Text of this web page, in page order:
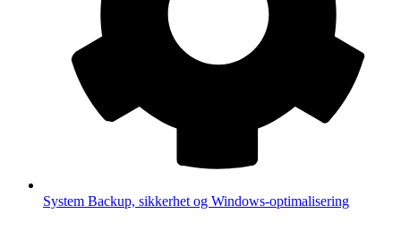
System Backup, sikkerhet og Windows-optimalisering